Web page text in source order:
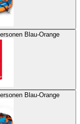
Blau-Orange
Blau-Orange